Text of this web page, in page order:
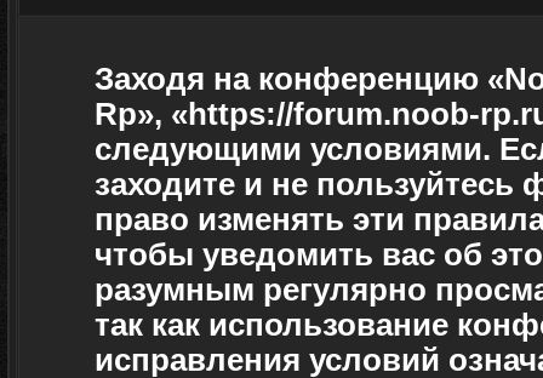
Заходя на конференцию
Rp», «https://forum.noob-
следующими условиями.
заходите и не
право изменять эти
чтобы уведомить вас об
разумным регулярно
так как использование
исправления условий